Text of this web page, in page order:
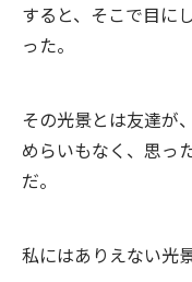
すると、そこで目に
った。
その光景とは友達が
めらいもなく、思っ
だ。
私にはありえない光